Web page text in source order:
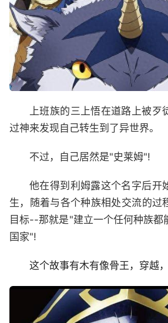
上班族的三上悟在道路上被歹
过神来发现自己转生到了异世界。
不过，自己居然是"史莱姆"!
他在得到利姆露这个名字后开
生，随着与各个种族相处交流的过
目标--那就是"建立一个任何种族都
国家"!
这个故事有木有像骨王，穿越，